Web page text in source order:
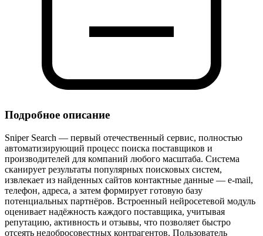
Подробное описание
Sniper Search — первый отечественный сервис, полностью
автоматизирующий процесс поиска поставщиков и
производителей для компаний любого масштаба. Система
сканирует результаты популярных поисковых систем,
извлекает из найденных сайтов контактные данные — e‑mail,
телефон, адреса, а затем формирует готовую базу
потенциальных партнёров. Встроенный нейросетевой модуль
оценивает надёжность каждого поставщика, учитывая
репутацию, активность и отзывы, что позволяет быстро
отсеять недобросовестных контрагентов. Пользователь